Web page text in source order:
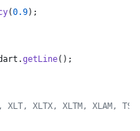
(0.9);
.getLine();
XLTX, XLTM, XLAM,